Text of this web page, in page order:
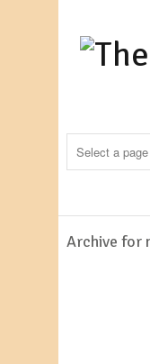
Archive for